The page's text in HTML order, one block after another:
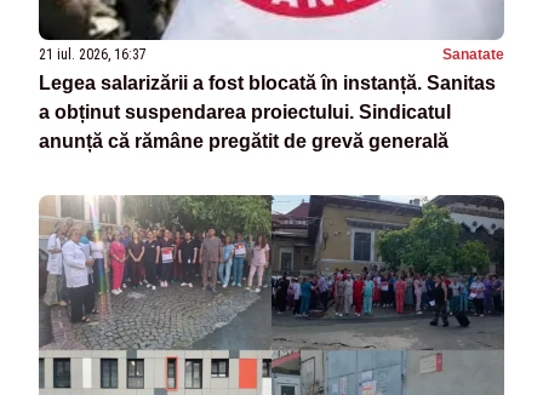
21 iul. 2026, 16:37 Sanatate
Legea salarizării a fost blocată în instanță. Sanitas
a obținut suspendarea proiectului. Sindicatul
anunță că rămâne pregătit de grevă generală